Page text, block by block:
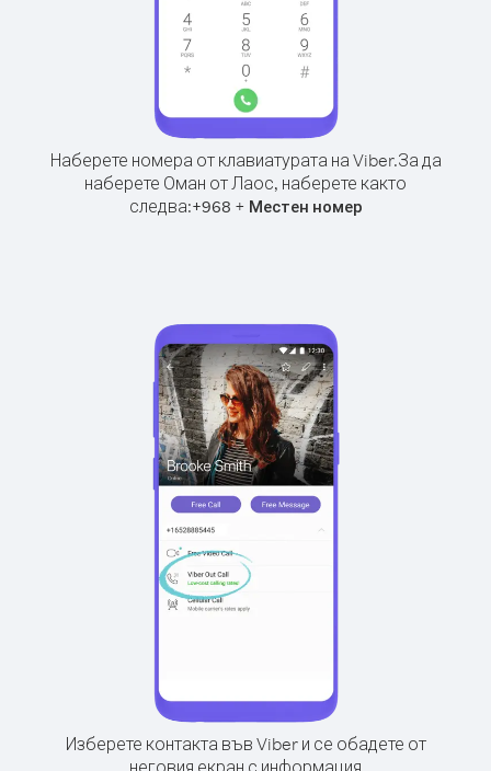
Наберете номера от клавиатурата на Viber.За да
наберете Оман от Лаос, наберете както
следва:+968 + Местен номер
Изберете контакта във Viber и се обадете от
неговия екран с информация